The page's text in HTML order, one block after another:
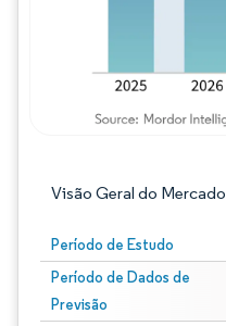
Visão Geral do Mercado
Período de Estudo
Período de Dados de
Previsão